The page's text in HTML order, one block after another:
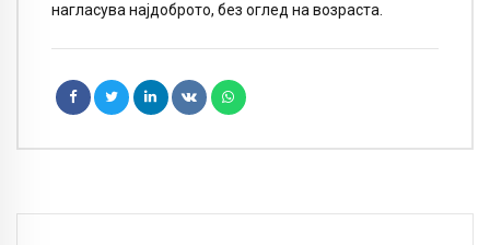
нагласува најдоброто, без оглед на возраста.